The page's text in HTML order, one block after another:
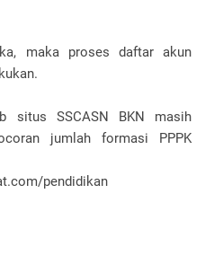
maka proses daftar akun
situs SSCASN BKN masih
jumlah formasi PPPK
pendidikan